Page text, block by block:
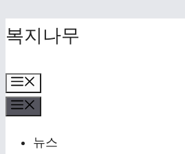
Skip
content
복지나무
뉴스